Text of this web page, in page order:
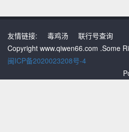
论是纯
印签。
友情链接: 毒鸡汤
联行号查询
Copyright www.qiwen66.com .Some
闽ICP备2020023208号-4